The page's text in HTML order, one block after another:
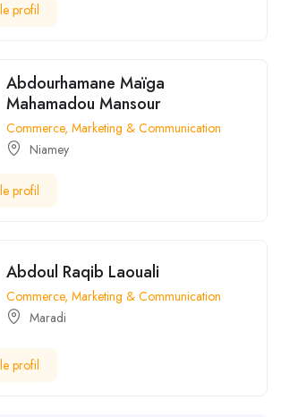
profil
Abdourhamane Maïga
Mahamadou Mansour
Commerce, Marketing & Communication
Niamey
profil
Abdoul Raqib Laouali
Commerce, Marketing & Communication
Maradi
profil